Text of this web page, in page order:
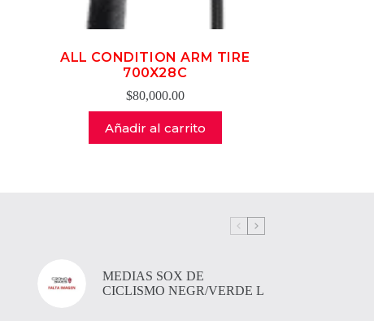
ALL CONDITION ARM TIRE
700X28C
$80,000.00
Añadir al carrito
MEDIAS SOX DE
CICLISMO NEGR/VERDE L